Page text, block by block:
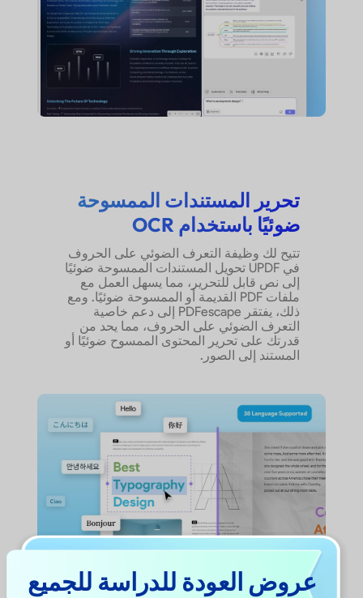
عرض المزيد
تحرير المستندات الممسوحة
ضوئيًا باستخدام OCR
تتيح لك وظيفة التعرف الضوئي على الحروف
في UPDF تحويل المستندات الممسوحة ضوئيًا
إلى نص قابل للتحرير، مما يسهل العمل مع
ملفات PDF القديمة أو الممسوحة ضوئيًا. ومع
ذلك، يفتقر PDFescape إلى دعم خاصية
التعرف الضوئي على الحروف، مما يحد من
قدرتك على تحرير المحتوى الممسوح ضوئيًا أو
المستند إلى الصور.
عروض العودة للدراسة للجميع